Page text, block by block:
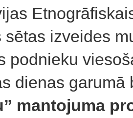
sētas izveides
podnieku
dienas garumā
mantojuma